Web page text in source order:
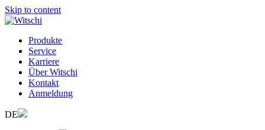
Skip to content
Produkte
Service
Karriere
Über Witschi
Kontakt
Anmeldung
DE